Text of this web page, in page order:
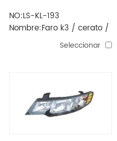
NO:LS-KL-193
Nombre:Faro k3 / cerato /
Seleccionar